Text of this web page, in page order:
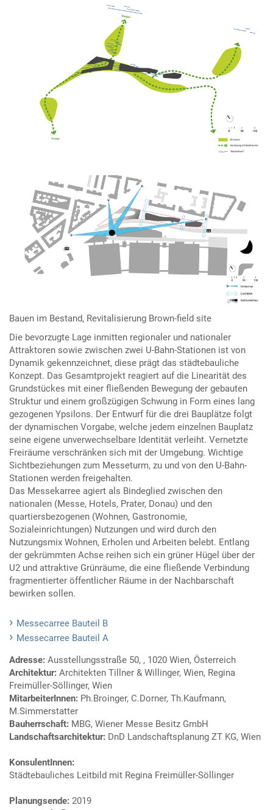
Bauen im Bestand, Revitalisierung Brown-field site
Die bevorzugte Lage inmitten regionaler und nationaler
Attraktoren sowie zwischen zwei U-Bahn-Stationen ist von
Dynamik gekennzeichnet, diese prägt das städtebauliche
Konzept. Das Gesamtprojekt reagiert auf die Linearität des
Grundstückes mit einer fließenden Bewegung der gebauten
Struktur und einem großzügigen Schwung in Form eines lang
gezogenen Ypsilons. Der Entwurf für die drei Bauplätze folgt
der dynamischen Vorgabe, welche jedem einzelnen Bauplatz
seine eigene unverwechselbare Identität verleiht. Vernetzte
Freiräume verschränken sich mit der Umgebung. Wichtige
Sichtbeziehungen zum Messeturm, zu und von den U-Bahn-
Stationen werden freigehalten.
Das Messekarree agiert als Bindeglied zwischen den
nationalen (Messe, Hotels, Prater, Donau) und den
quartiersbezogenen (Wohnen, Gastronomie,
Sozialeinrichtungen) Nutzungen und wird durch den
Nutzungsmix Wohnen, Erholen und Arbeiten belebt. Entlang
der gekrümmten Achse reihen sich ein grüner Hügel über der
U2 und attraktive Grünräume, die eine fließende Verbindung
fragmentierter öffentlicher Räume in der Nachbarschaft
bewirken sollen.
Messecarree Bauteil B
Messecarree Bauteil A
Adresse: Ausstellungsstraße 50, , 1020 Wien, Österreich
Architektur: Architekten Tillner & Willinger, Wien, Regina
Freimüller-Söllinger, Wien
MitarbeiterInnen: Ph.Broinger, C.Dorner, Th.Kaufmann,
M.Simmerstatter
Bauherrschaft: MBG, Wiener Messe Besitz GmbH
Landschaftsarchitektur: DnD Landschaftsplanung ZT KG, Wien
KonsulentInnen:
Städtebauliches Leitbild mit Regina Freimüller-Söllinger
Planungsende: 2019